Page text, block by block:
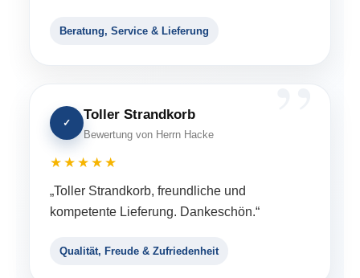
Beratung, Service & Lieferung
✓
Toller Strandkorb
Bewertung von Herrn Hacke
★★★★★
„Toller Strandkorb, freundliche und
kompetente Lieferung. Dankeschön.“
Qualität, Freude & Zufriedenheit